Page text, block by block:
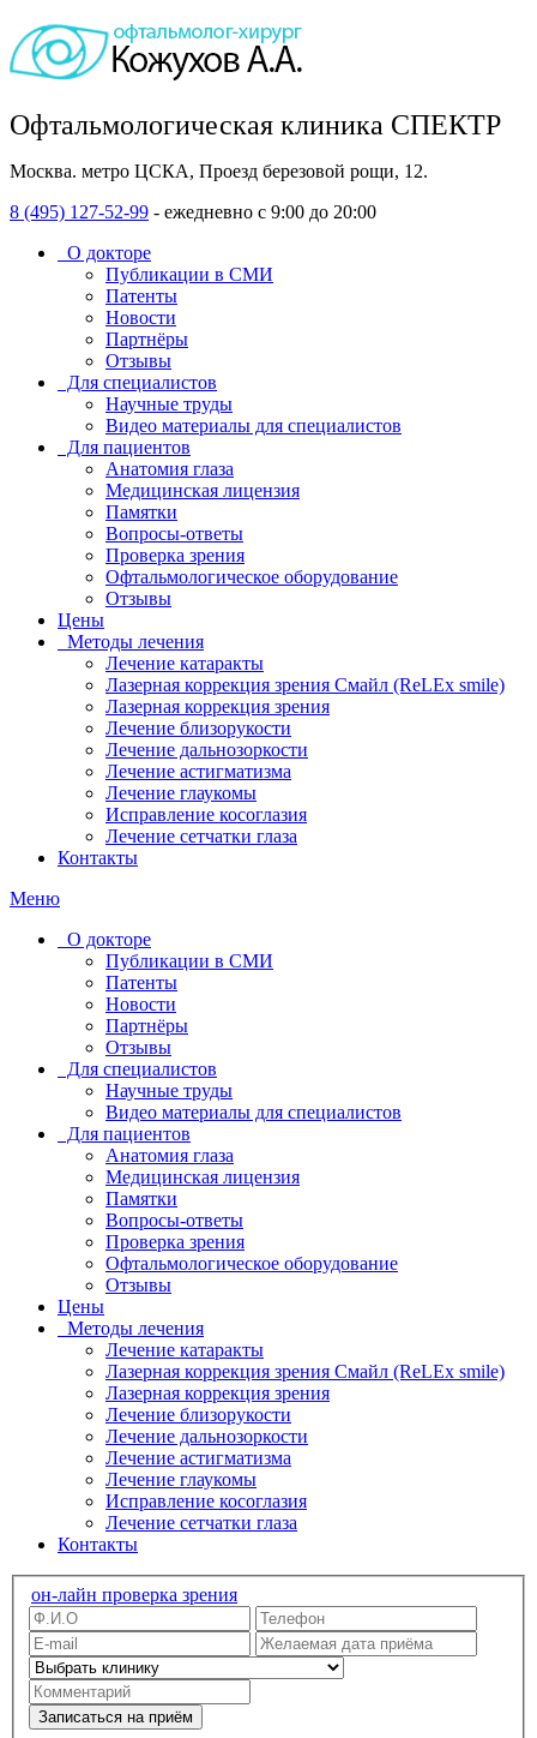
Офтальмологическая клиника СПЕКТР
Москва. метро ЦСКА, Проезд березовой рощи, 12.
8 (495) 127-52-99 - ежедневно с 9:00 до 20:00
О докторе
Публикации в СМИ
Патенты
Новости
Партнёры
Отзывы
Для специалистов
Научные труды
Видео материалы для специалистов
Для пациентов
Анатомия глаза
Медицинская лицензия
Памятки
Вопросы-ответы
Проверка зрения
Офтальмологическое оборудование
Отзывы
Цены
Методы лечения
Лечение катаракты
Лазерная коррекция зрения Смайл (ReLEx smile)
Лазерная коррекция зрения
Лечение близорукости
Лечение дальнозоркости
Лечение астигматизма
Лечение глаукомы
Исправление косоглазия
Лечение сетчатки глаза
Контакты
Меню
О докторе
Публикации в СМИ
Патенты
Новости
Партнёры
Отзывы
Для специалистов
Научные труды
Видео материалы для специалистов
Для пациентов
Анатомия глаза
Медицинская лицензия
Памятки
Вопросы-ответы
Проверка зрения
Офтальмологическое оборудование
Отзывы
Цены
Методы лечения
Лечение катаракты
Лазерная коррекция зрения Смайл (ReLEx smile)
Лазерная коррекция зрения
Лечение близорукости
Лечение дальнозоркости
Лечение астигматизма
Лечение глаукомы
Исправление косоглазия
Лечение сетчатки глаза
Контакты
он-лайн проверка зрения
Записаться на приём